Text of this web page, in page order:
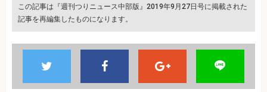
この記事は『週刊つりニュース中部版』2019年9月27日号に掲載された
記事を再編集したものになります。